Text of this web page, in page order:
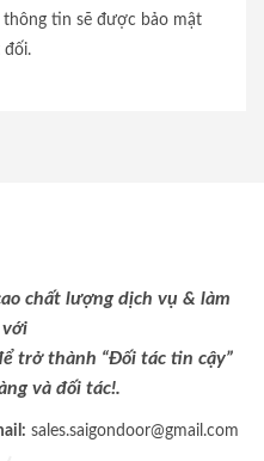
tin sẽ được bảo mật
đối.
chất lượng dịch vụ & làm
với
trở thành “Đối tác tin cậy”
và đối tác!.
: sales.saigondoor@gmail.com